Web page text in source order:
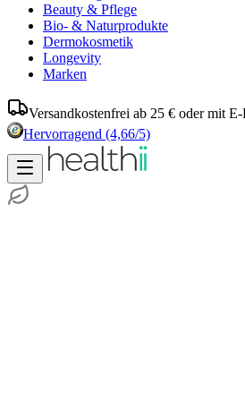
Beauty & Pflege
Bio- & Naturprodukte
Dermokosmetik
Longevity
Marken
Versandkostenfrei ab 25 € oder mit E-
Hervorragend (4,66/5)